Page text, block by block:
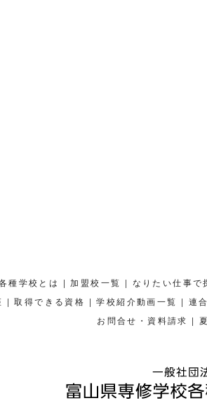
種学校とは |加盟校一覧 | なりたい仕事で
|取得できる資格 |学校紹介動画一覧 | 連
お問合せ・資料請求 |